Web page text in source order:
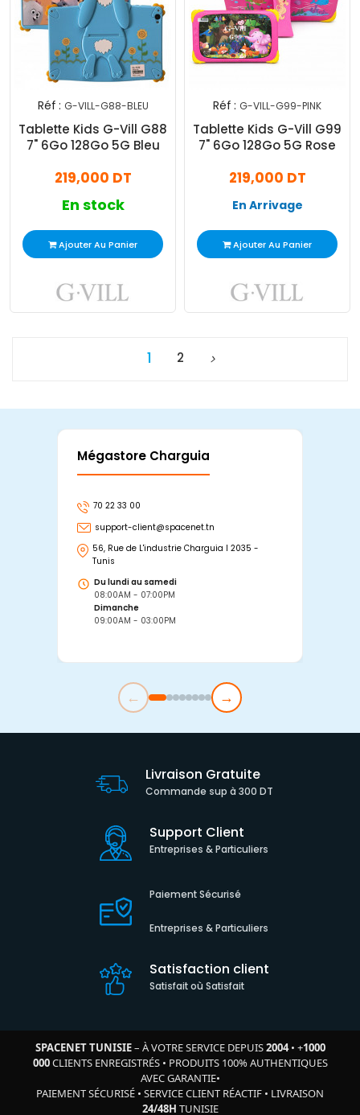
Réf : G-VILL-G88-BLEU
Tablette Kids G-Vill G88
7" 6Go 128Go 5G Bleu
219,000 DT
En stock
Ajouter Au Panier
Réf : G-VILL-G99-PINK
Tablette Kids G-Vill G99
7" 6Go 128Go 5G Rose
219,000 DT
En Arrivage
Ajouter Au Panier
1 2
Mégastore Charguia
70 22 33 00
support-client@spacenet.tn
56, Rue de L'industrie Charguia I 2035 -
Tunis
Du lundi au samedi
08:00AM - 07:00PM
Dimanche
09:00AM - 03:00PM
← →
Livraison Gratuite
Commande sup à 300 DT
Support Client
Entreprises & Particuliers
Paiement Sécurisé
Entreprises & Particuliers
Satisfaction client
Satisfait où Satisfait
SPACENET TUNISIE– À VOTRE SERVICE DEPUIS2004• +1000
000CLIENTS ENREGISTRÉS• PRODUITS 100% AUTHENTIQUES
AVEC GARANTIE•
PAIEMENT SÉCURISÉ • SERVICE CLIENT RÉACTIF • LIVRAISON
24/48H TUNISIE